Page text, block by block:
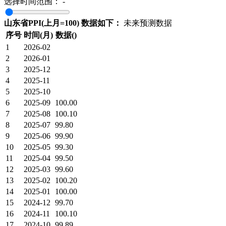
山东省PPI(上月=100) 数据如下：
未来预测数据
序号 时间(月) 数据()
1
2026-02
2
2026-01
3
2025-12
4
2025-11
5
2025-10
6
2025-09 100.00
7
2025-08 100.10
8
2025-07 99.80
9
2025-06 99.90
10
2025-05 99.30
11
2025-04 99.50
12
2025-03 99.60
13
2025-02
100.20
14
2025-01
100.00
15
2024-12 99.70
16
2024-11
100.10